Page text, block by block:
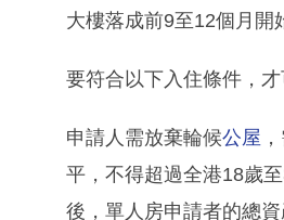
大樓落成前9至12個月開
要符合以下入住條件，才
申請人需放棄輪候公屋
平，不得超過全港18歲
後，單人房申請者的總